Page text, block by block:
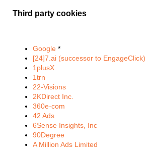
Third party cookies
Google *
[24]7.ai (successor to EngageClick)
1plusX
1trn
22-Visions
2KDirect Inc.
360e-com
42 Ads
6Sense Insights, Inc
90Degree
A Million Ads Limited